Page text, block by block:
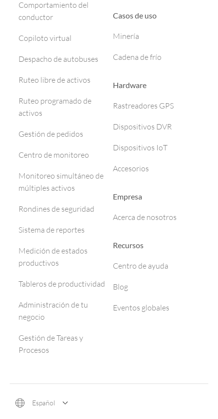
Comportamiento del
conductor
Copiloto virtual
Despacho de autobuses
Ruteo libre de activos
Ruteo programado de
activos
Gestión de pedidos
Centro de monitoreo
Monitoreo simultáneo de
múltiples activos
Rondines de seguridad
Sistema de reportes
Medición de estados
productivos
Tableros de productividad
Administración de tu
negocio
Gestión de Tareas y
Procesos
Casos de uso
Minería
Cadena de frío
Hardware
Rastreadores GPS
Dispositivos DVR
Dispositivos IoT
Accesorios
Empresa
Acerca de nosotros
Recursos
Centro de ayuda
Blog
Eventos globales
Español